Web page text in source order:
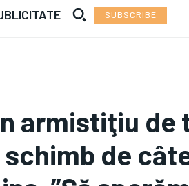
SUBSCRIBE
armistiţiu de
de